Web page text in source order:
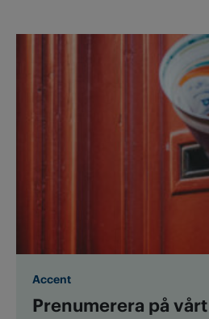
Accent
Prenumerera på